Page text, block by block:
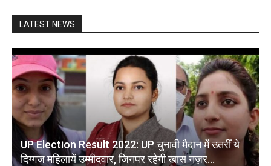
LATEST NEWS
UP Election Result 2022: UP चुनावी मैदान में उतरीं ये
दिग्गज महिलायें उम्मीदवार, जिनपर रहेगी खास नज़र…